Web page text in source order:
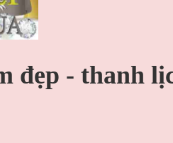
đẹp - thanh